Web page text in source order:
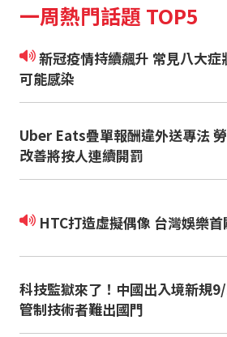
一周熱門話題 TOP5
新冠疫情持續飆升 常見八大症狀 沒發燒也
可能感染
Uber Eats疊單報酬違外送專法
改善將按人連續開罰
HTC打造虛擬偶像 台灣娛樂
科技監獄來了！中國出入境新規
管制技術者難出國門